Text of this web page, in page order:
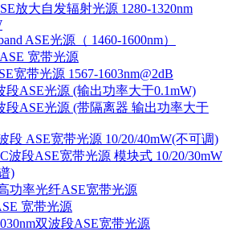
放大自发辐射光源 1280-1320nm
ASE光源（ 1460-1600nm）
宽带光源
宽带光源 1567-1603nm@2dB
段ASE光源 (输出功率大于0.1mW)
段ASE光源 (带隔离器 输出功率大于
段 ASE宽带光源 10/20/40mW(不可调)
C波段ASE宽带光源 模块式 10/20/30mW
)
功率光纤ASE宽带光源
宽带光源
双波段ASE宽带光源